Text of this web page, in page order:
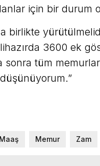
için bir durum
birlikte
3600 ek
sonra tüm
Maaş Memur Zam